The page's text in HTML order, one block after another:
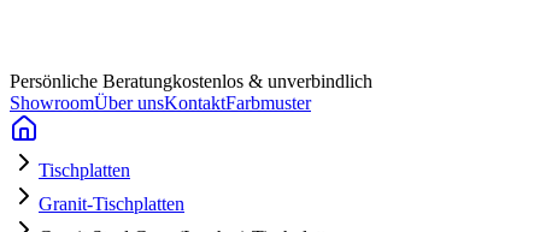
Persönliche Beratungkostenlos & unverbindlich
ShowroomÜber unsKontaktFarbmuster
Tischplatten
Granit-Tischplatten